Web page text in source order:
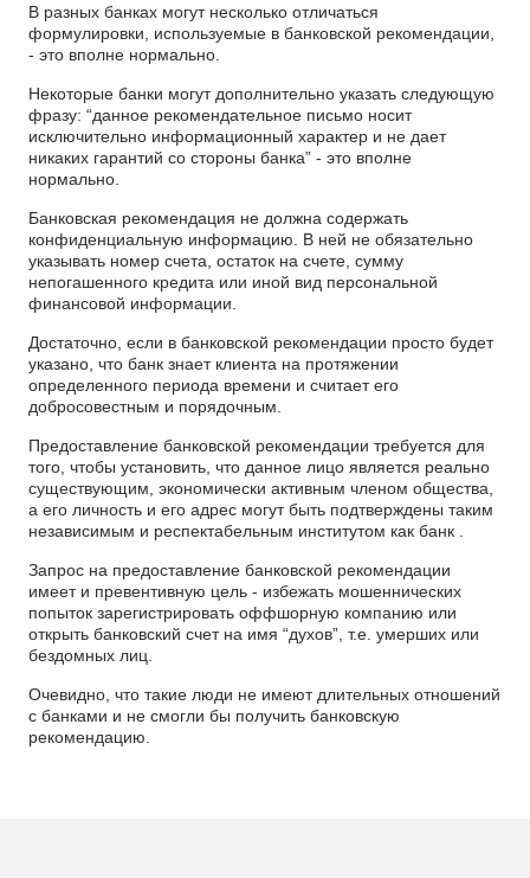
В разных банках могут несколько отличаться
формулировки, используемые в банковской рекомендации,
- это вполне нормально.
Некоторые банки могут дополнительно указать следующую
фразу: “данное рекомендательное письмо носит
исключительно информационный характер и не дает
никаких гарантий со стороны банка” - это вполне
нормально.
Банковская рекомендация не должна содержать
конфиденциальную информацию. В ней не обязательно
указывать номер счета, остаток на счете, сумму
непогашенного кредита или иной вид персональной
финансовой информации.
Достаточно, если в банковской рекомендации просто будет
указано, что банк знает клиента на протяжении
определенного периода времени и считает его
добросовестным и порядочным.
Предоставление банковской рекомендации требуется для
того, чтобы установить, что данное лицо является реально
существующим, экономически активным членом общества,
а его личность и его адрес могут быть подтверждены таким
независимым и респектабельным институтом как банк .
Запрос на предоставление банковской рекомендации
имеет и превентивную цель - избежать мошеннических
попыток зарегистрировать оффшорную компанию или
открыть банковский счет на имя “духов”, т.е. умерших или
бездомных лиц.
Очевидно, что такие люди не имеют длительных отношений
с банками и не смогли бы получить банковскую
рекомендацию.